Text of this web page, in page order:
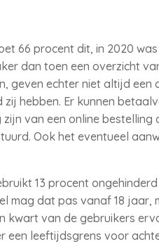
66 procent dit, in 2020
dan toen een overzicht
geven echter niet altijd een
hebben. Er kunnen
van een online bestelling
Ook het eventueel
13 procent
mag dat pas vanaf 18 jaar,
kwart van de gebruikers
een leeftijdsgrens voor